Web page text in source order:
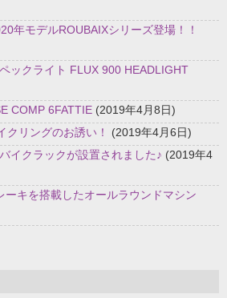
年モデルROUBAIXシリーズ登場！！
ックライト FLUX 900 HEADLIGHT
COMP 6FATTIE (2019年4月8日)
リングのお誘い！
(2019年4月6日)
イクラックが設置されました♪ (2019年4
ーキを搭載したオールラウンドマシン